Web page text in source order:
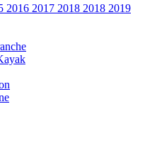
2016 2017 2018 2018 2019